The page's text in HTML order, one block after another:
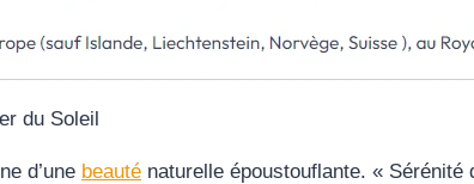
du Soleil
d’une beauté naturelle époustouflante. « Sérénité